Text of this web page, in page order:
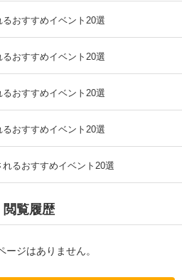
おすすめイベント20選
おすすめイベント20選
おすすめイベント20選
おすすめイベント20選
るおすすめイベント20選
閲覧履歴
ジはありません。